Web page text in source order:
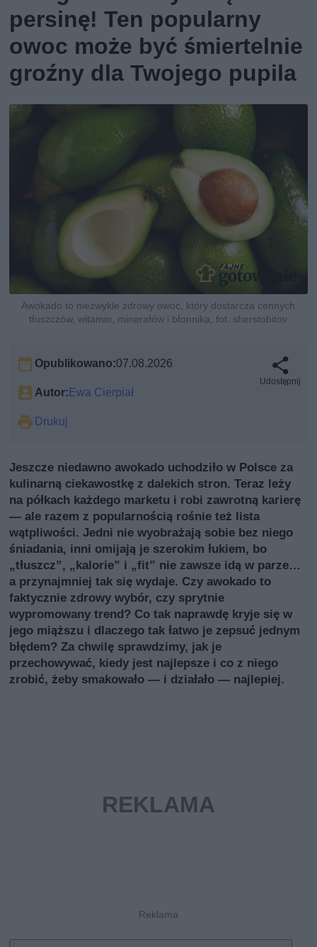
persinę! Ten popularny
owoc może być śmiertelnie
groźny dla Twojego pupila
Awokado to niezwykle zdrowy owoc, który dostarcza cennych
tłuszczów, witamin, minerałów i błonnika, fot. sherstobitov
Opublikowano:07.08.2026
Autor: Ewa Cierpiał
Drukuj
Udostępnij
Jeszcze niedawno awokado uchodziło w Polsce za
kulinarną ciekawostkę z dalekich stron. Teraz leży
na półkach każdego marketu i robi zawrotną karierę
— ale razem z popularnością rośnie też lista
wątpliwości. Jedni nie wyobrażają sobie bez niego
śniadania, inni omijają je szerokim łukiem, bo
„tłuszcz”, „kalorie” i „fit” nie zawsze idą w parze…
a przynajmniej tak się wydaje. Czy awokado to
faktycznie zdrowy wybór, czy sprytnie
wypromowany trend? Co tak naprawdę kryje się w
jego miąższu i dlaczego tak łatwo je zepsuć jednym
błędem? Za chwilę sprawdzimy, jak je
przechowywać, kiedy jest najlepsze i co z niego
zrobić, żeby smakowało — i działało — najlepiej.